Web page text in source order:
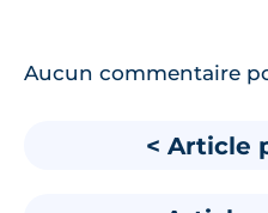
Aucun commentaire
< Article